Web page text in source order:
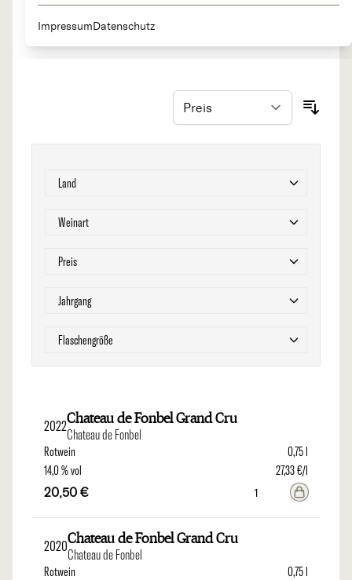
ImpressumDatenschutz
Frankreich Bordeaux, St. Émilion
LandFilter
WeinartFilter
PreisFilter
JahrgangFilter
Flaschengröße
2022Chateau de Fonbel Grand Cru
Chateau de Fonbel
Rotwein
0,75 l
14,0 % vol
27,33 €/l
20,50 €
2020Chateau de Fonbel Grand Cru
Chateau de Fonbel
Rotwein
0,75 l